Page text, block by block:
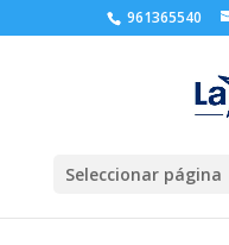
961365540
Seleccionar página